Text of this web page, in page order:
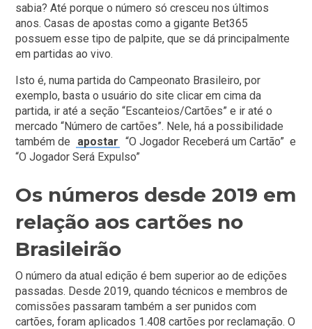
sabia? Até porque o número só cresceu nos últimos
anos. Casas de apostas como a gigante Bet365
possuem esse tipo de palpite, que se dá principalmente
em partidas ao vivo.
Isto é, numa partida do Campeonato Brasileiro, por
exemplo, basta o usuário do site clicar em cima da
partida, ir até a seção “Escanteios/Cartões” e ir até o
mercado “Número de cartões”. Nele, há a possibilidade
também de
apostar “O Jogador Receberá um Cartão” e
“O Jogador Será Expulso”
Os números desde 2019 em
relação aos cartões no
Brasileirão
O número da atual edição é bem superior ao de edições
passadas. Desde 2019, quando técnicos e membros de
comissões passaram também a ser punidos com
cartões, foram aplicados 1.408 cartões por reclamação. O